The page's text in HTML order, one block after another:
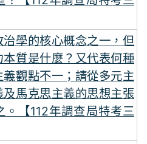
治學的核心概念之一，但
本質是什麼？又代表何種
觀點不一；請從多元主
及馬克思主義的思想主張
。【112年調查局特考三